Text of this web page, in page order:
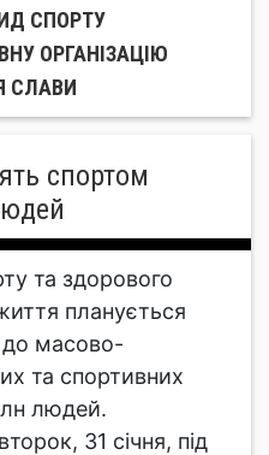
СПОРТУ
ОРГАНIЗАЦIЮ
СЛАВИ
спортом
та здорового
планується
до масово-
та спортивних
людей.
31 січня, під